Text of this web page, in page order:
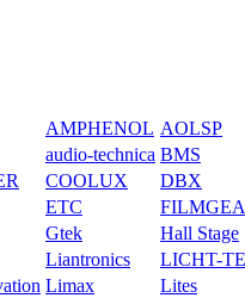
AMPHENOL AOLSP
audio-technica BMS
COOLUX
DBX
ETC
Gtek
Hall Stage
Liantronics
LICHT-
Limax
Lites